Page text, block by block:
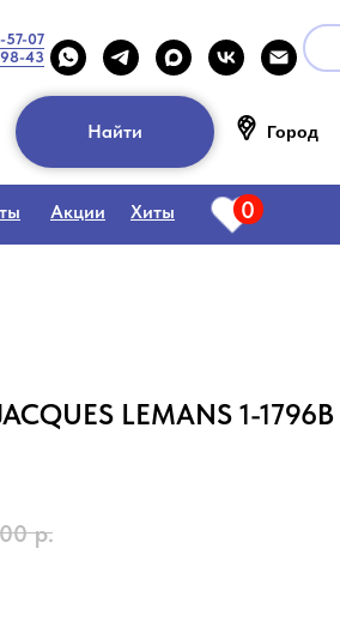
57-07
43
Найти Город
Акции Хиты 0
LEMANS 1-1796B
р.